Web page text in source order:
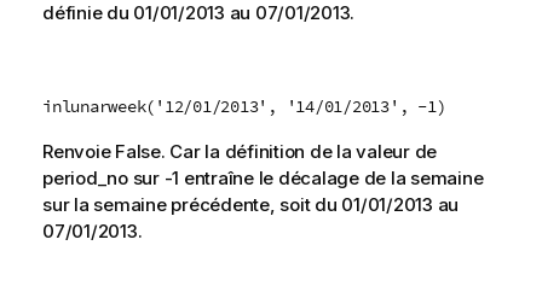
définie du 01/01/2013 au 07/01/2013.
inlunarweek('12/01/2013', '14/01/2013', -1)
Renvoie False. Car la définition de la valeur de
period_nosur -1 entraîne le décalage de la semaine
sur la semaine précédente, soit du 01/01/2013 au
07/01/2013.